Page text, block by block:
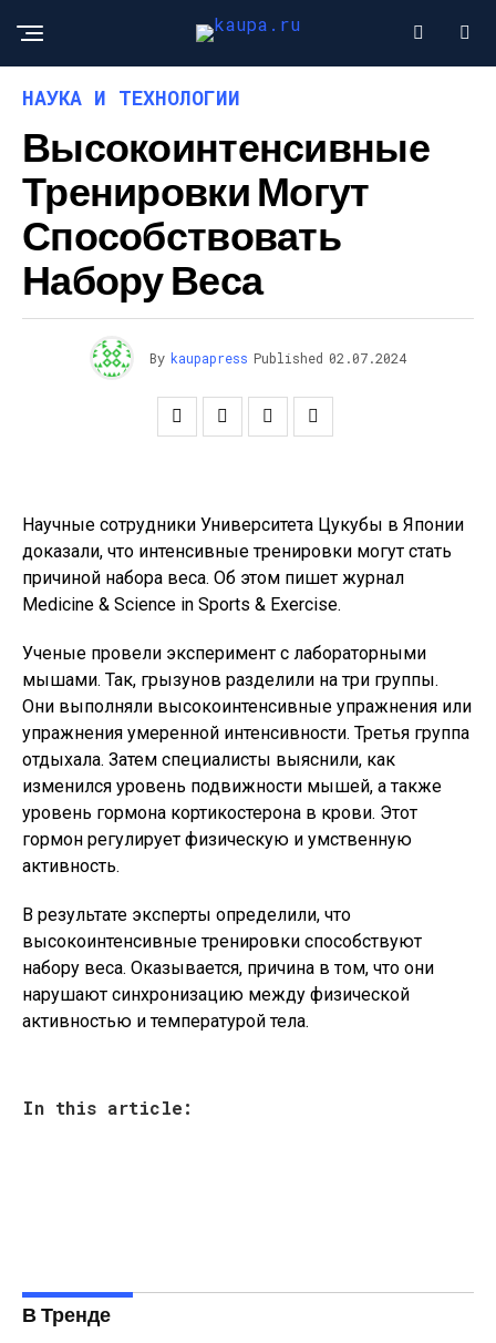
НАУКА И ТЕХНОЛОГИИ
Высокоинтенсивные
Тренировки Могут
Способствовать
Набору Веса
By kaupapress Published 02.07.2024
Научные сотрудники Университета Цукубы в Японии
доказали, что интенсивные тренировки могут стать
причиной набора веса. Об этом пишет журнал
Medicine & Science in Sports & Exercise.
Ученые провели эксперимент с лабораторными
мышами. Так, грызунов разделили на три группы.
Они выполняли высокоинтенсивные упражнения или
упражнения умеренной интенсивности. Третья группа
отдыхала. Затем специалисты выяснили, как
изменился уровень подвижности мышей, а также
уровень гормона кортикостерона в крови. Этот
гормон регулирует физическую и умственную
активность.
В результате эксперты определили, что
высокоинтенсивные тренировки способствуют
набору веса. Оказывается, причина в том, что они
нарушают синхронизацию между физической
активностью и температурой тела.
In this article:
В Тренде